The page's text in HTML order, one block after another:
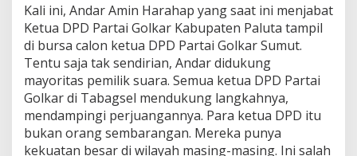
Kali ini, Andar Amin Harahap yang saat ini menjabat
Ketua DPD Partai Golkar Kabupaten Paluta tampil
di bursa calon ketua DPD Partai Golkar Sumut.
Tentu saja tak sendirian, Andar didukung
mayoritas pemilik suara. Semua ketua DPD Partai
Golkar di Tabagsel mendukung langkahnya,
mendampingi perjuangannya. Para ketua DPD itu
bukan orang sembarangan. Mereka punya
kekuatan besar di wilayah masing-masing. Ini salah